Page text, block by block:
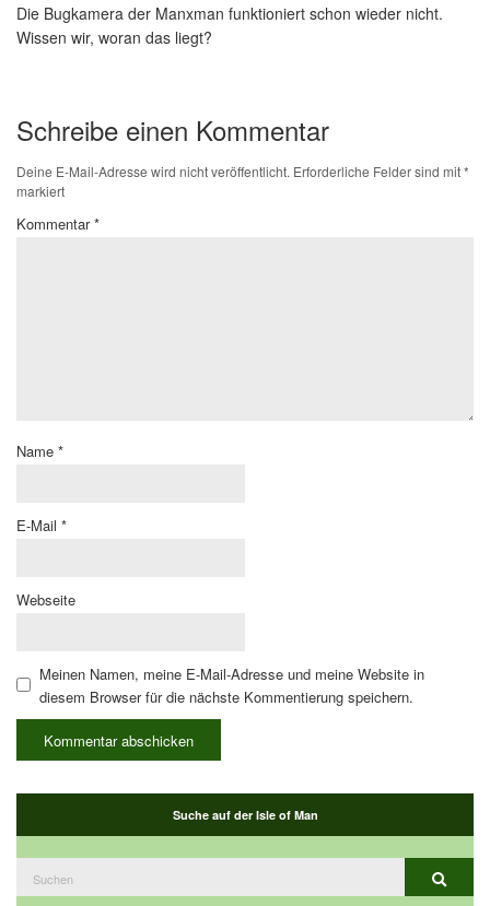
Die Bugkamera der Manxman funktioniert schon wieder nicht.
Wissen wir, woran das liegt?
Schreibe einen Kommentar
Deine E-Mail-Adresse wird nicht veröffentlicht. Erforderliche Felder sind mit*
markiert
Kommentar*
Name *
E-Mail *
Webseite
Meinen Namen, meine E-Mail-Adresse und meine Website in
diesem Browser für die nächste Kommentierung speichern.
Suche auf der Isle of Man
nach: